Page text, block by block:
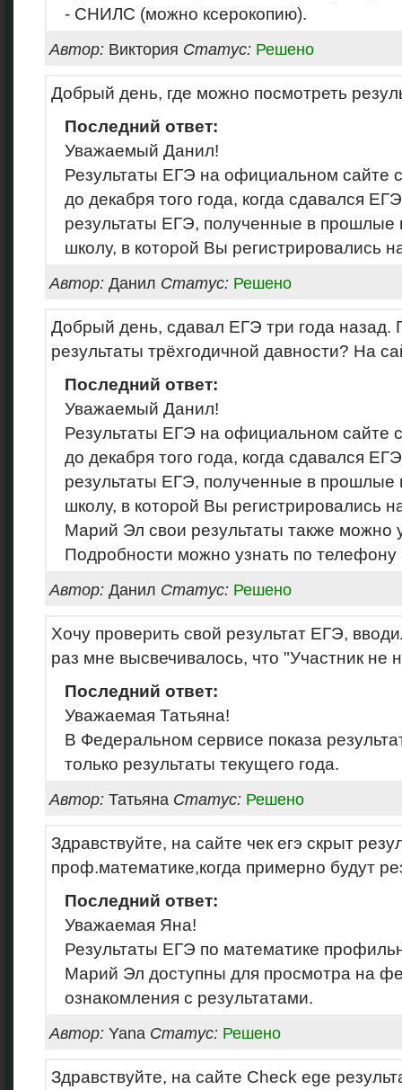
- СНИЛС (можно ксерокопию).
Автор: Виктория Статус: Решено
Добрый день, где можно посмотреть
Последний ответ:
Уважаемый Данил!
Результаты ЕГЭ на официальном сайте
до декабря того года, когда сдавался
результаты ЕГЭ, полученные в прошлые
школу, в которой Вы регистрировались
Автор: Данил Статус: Решено
Добрый день, сдавал ЕГЭ три года назад.
результаты трёхгодичной давности? На
Последний ответ:
Уважаемый Данил!
Результаты ЕГЭ на официальном сайте
до декабря того года, когда сдавался
результаты ЕГЭ, полученные в прошлые
школу, в которой Вы регистрировались
Марий Эл свои результаты также можно
Подробности можно узнать по
Автор: Данил Статус: Решено
Хочу проверить свой результат ЕГЭ,
раз мне высвечивалось, что "Участник не
Последний ответ:
Уважаемая Татьяна!
В Федеральном сервисе показа
только результаты текущего года.
Автор: Татьяна Статус: Решено
Здравствуйте, на сайте чек егэ скрыт
проф.математике,когда примерно будут
Последний ответ:
Уважаемая Яна!
Результаты ЕГЭ по математике
Марий Эл доступны для просмотра на
ознакомления с результатами.
Автор: Yana Статус: Решено
Здравствуйте, на сайте Check ege